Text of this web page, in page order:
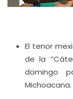
El tenor
de la
domingo
Michoacana.